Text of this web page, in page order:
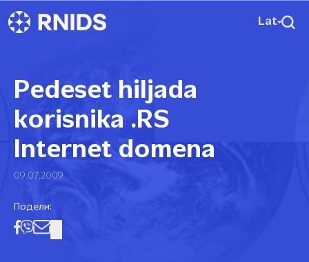
Lat
Pedeset hiljada
korisnika .RS
Internet domena
09.07.2009
Подели: